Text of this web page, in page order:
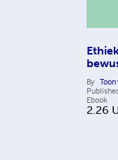
By Toon
Ebook
2.26